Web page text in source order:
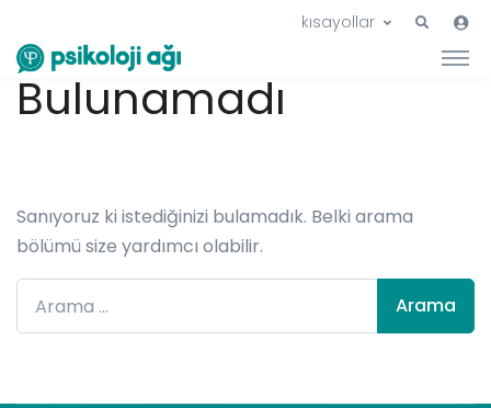
kısayollar
Hiçbir Şey
Bulunamadı
Sanıyoruz ki istediğinizi bulamadık. Belki arama
bölümü size yardımcı olabilir.
Arama: